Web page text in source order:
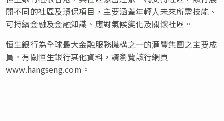
開不同的社區及環保項目，主要涵蓋年輕人未來所需技能、
可持續金融及金融知識、應對氣候變化及關懷社區。
恒生銀行為全球最大金融服務機構之㇐的滙豐集團之主要成
員。有關恒生銀行其他資料，請瀏覽該行網頁
www.hangseng.com。